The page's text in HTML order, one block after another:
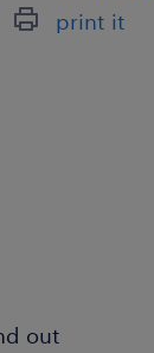
print it
out